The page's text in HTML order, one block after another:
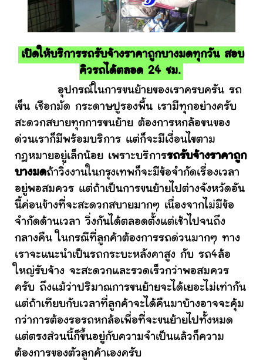
เปิดให้บริการรถรับจ้างราคาถูกบางมดทุกวัน สอบ
คิวรถได้ตลอด 24 ชม.
อุปกรณ์ในการขนย้ายของเราครบครัน รถ
เข็น เชือกมัด กระดาษปูรองพื้น เรามีทุกอย่างครับ
สะดวกสบายทุกการขนย้าย ต้องการหกล้อขนของ
ด่วนเราก็มีพร้อมบริการ แต่ก็จะมีเงื่อนไขตาม
กฎหมายอยู่เล็กน้อย เพราะบริการรถรับจ้างราคาถูก
บางมดถ้าวิ่งงานในกรุงเทพก็จะมีข้อจำกัดเรื่องเวลา
อยู่พอสมควร แต่ถ้าเป็นการขนย้ายไปต่างจังหวัดอัน
นี้ค่อนข้างที่จะสะดวกสบายมากๆ เนื่องจากไม่มีข้อ
จำกัดด้านเวลา วิ่งกันได้ตลอดตั้งแต่เช้าไปจนถึง
กลางคืน ในกรณีที่ลูกค้าต้องการรถด่วนมากๆ ทาง
เราจะแนะนำเป็นรถกระบะหลังคาสูง กับ รถ4ล้อ
ใหญ่รับจ้าง จะสะดวกและรวดเร็วกว่าพอสมควร
ครับ ถึงแม้ว่าปริมาณการขนย้ายจะได้เยอะไม่เท่ากัน
แต่ถ้าเทียบกับเวลาที่ลูกค้าจะได้คืนมาบ้างอาจจะคุ้ม
กว่าการต้องรอรถหกล้อเพื่อที่จะขนย้ายไปทั้งหมด
แต่ตรงส่วนนี้ก็ขึ้นอยู่กับความจำเป็นแล้วก็ความ
ต้องการของตัวลูกค้าเองครับ